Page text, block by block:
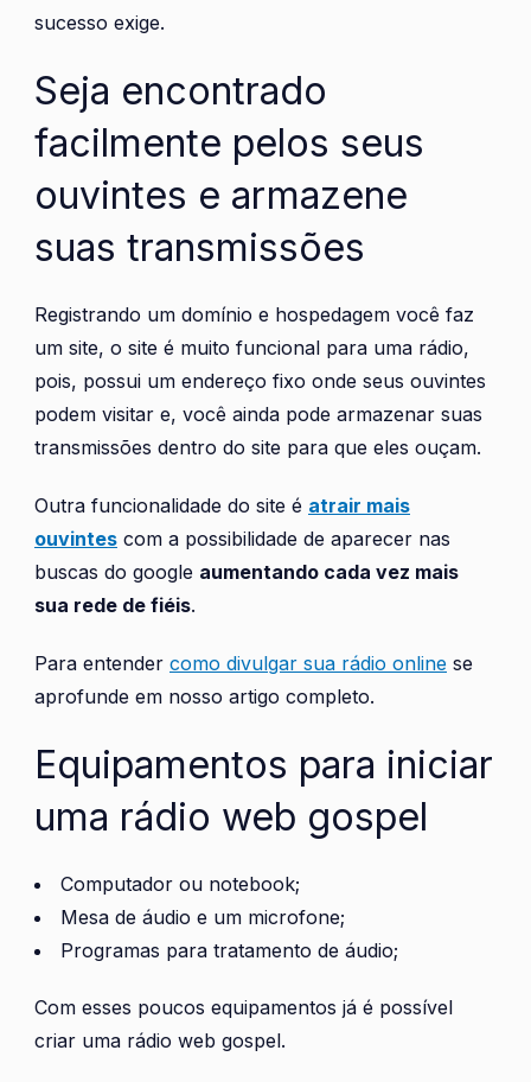
sucesso exige.
Seja encontrado
facilmente pelos seus
ouvintes e armazene
suas transmissões
Registrando um domínio e hospedagem você faz
um site, o site é muito funcional para uma rádio,
pois, possui um endereço fixo onde seus ouvintes
podem visitar e, você ainda pode armazenar suas
transmissões dentro do site para que eles ouçam.
Outra funcionalidade do site é atrair mais
ouvintes com a possibilidade de aparecer nas
buscas do google aumentando cada vez mais
sua rede de fiéis.
Para entender como divulgar sua rádio online se
aprofunde em nosso artigo completo.
Equipamentos para iniciar
uma rádio web gospel
Computador ou notebook;
Mesa de áudio e um microfone;
Programas para tratamento de áudio;
Com esses poucos equipamentos já é possível
criar uma rádio web gospel.